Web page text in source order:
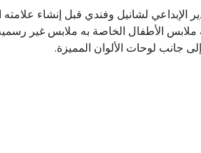
الإبداعي لشانيل وفندي قبل إنشاء علامته
ملابس الأطفال الخاصة به ملابس غير
جانب لوحات الألوان المميزة.